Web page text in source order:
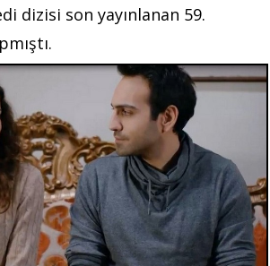
dizisi son yayınlanan 59.